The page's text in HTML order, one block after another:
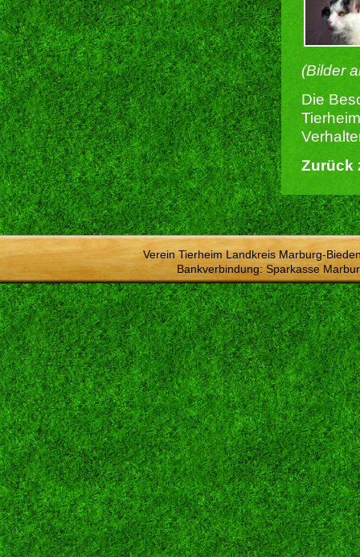
(Bilder
Die
Zurück
Verein Tierheim Landkreis Marburg-
Bankverbindung: Sparkasse